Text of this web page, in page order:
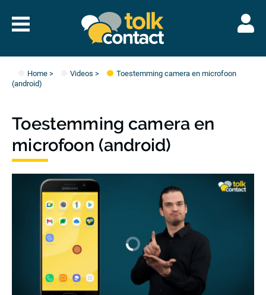
Naar
menu
Home> Videos >
Toestemming camera en microfoon
(android)
Toestemming camera en
microfoon (android)